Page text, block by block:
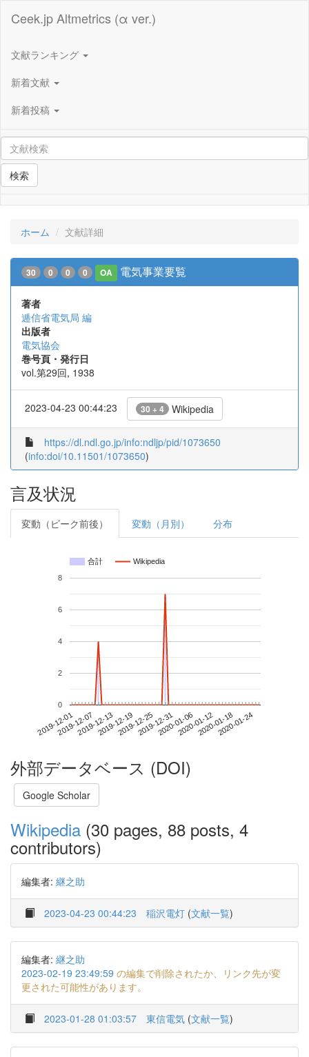
Ceek.jp Altmetrics (α ver.)
文献ランキング
新着文献
新着投稿
検索
ホーム 文献詳細
30 0 0 0 OA 電気事業要覧
著者
逓信省電気局 編
出版者
電気協会
巻号頁・発行日
vol.第29回, 1938
2023-04-23 00:44:23 30 + 4 Wikipedia
https://dl.ndl.go.jp/info:ndljp/pid/1073650
(info:doi/10.11501/1073650)
言及状況
変動（ピーク前後） 変動（月別） 分布
合計 Wikipedia
2019-12-012019-12-072019-12-132019-12-192019-12-252019-12-312020-01-062020-01-122020-01-182020-01-24
0
2
4
6
8
外部データベース (DOI)
Google Scholar
Wikipedia (30 pages, 88 posts, 4
contributors)
編集者: 継之助
2023-04-23 00:44:23 稲沢電灯 (文献一覧)
編集者: 継之助
2023-02-19 23:49:59 の編集で削除されたか、リンク先が変
更された可能性があります。
2023-01-28 01:03:57 東信電気 (文献一覧)